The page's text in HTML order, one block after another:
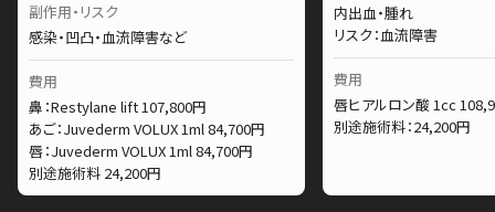
副作用・リスク
感染・凹凸・血流障害など
費用
鼻：Restylane lift 107,800円
あご：Juvederm VOLUX 1ml 84,700円
唇：Juvederm VOLUX 1ml 84,700円
別途施術料 24,200円
内出血・腫れ
リスク：血流障害
費用
唇ヒアルロン酸 1cc
別途施術料：24,200円